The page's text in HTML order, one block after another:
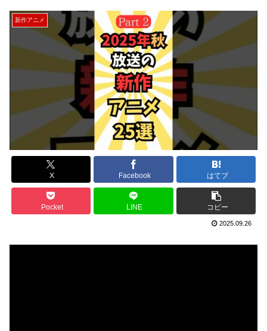
新作アニメ
X Facebook はてブ
Pocket LINE コピー
2025.09.26